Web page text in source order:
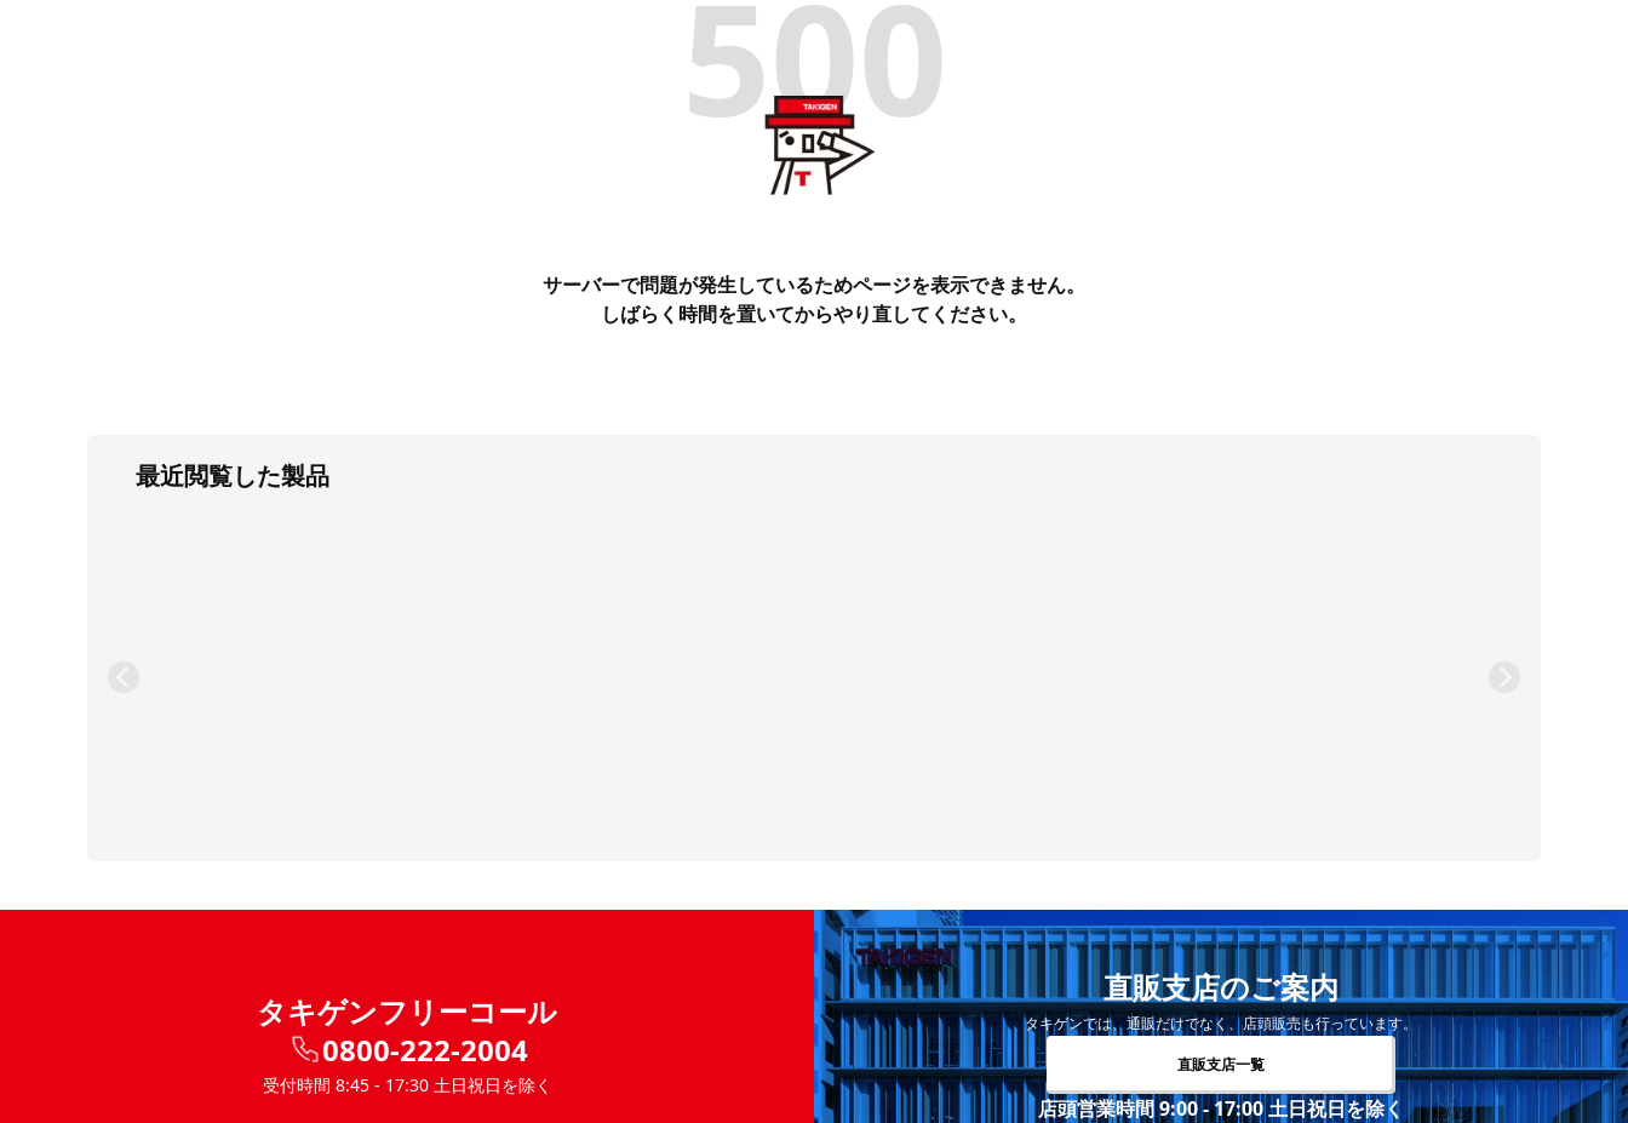
500
サーバーで問題が発生しているためページを表示できません。
しばらく時間を置いてからやり直してください。
最近閲覧した製品
タキゲンフリーコール
0800-222-2004
受付時間 8:45 - 17:30 土日祝日を除く
直販支店のご案内
タキゲンでは、通販だけでなく、店頭販売も行っています。
直販支店一覧
店頭営業時間 9:00 - 17:00 土日祝日を除く